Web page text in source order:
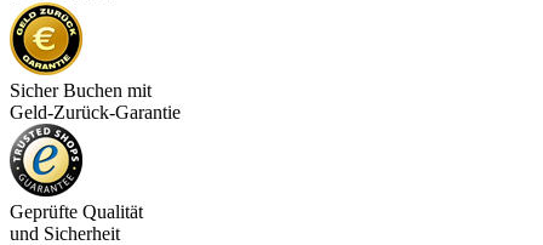
Sicher Buchen mit
Geld-Zurück-Garantie
Geprüfte Qualität
und Sicherheit